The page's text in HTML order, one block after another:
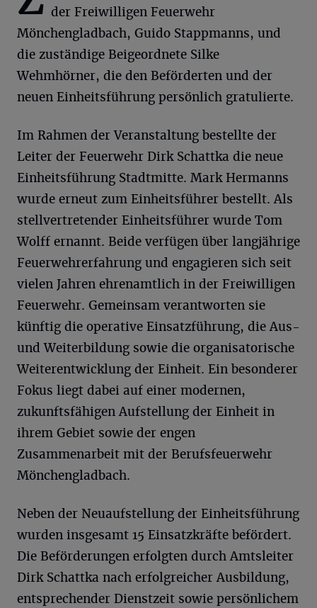
der Freiwilligen Feuerwehr
Mönchengladbach, Guido Stappmanns, und
die zuständige Beigeordnete Silke
Wehmhörner, die den Beförderten und der
neuen Einheitsführung persönlich gratulierte.
Im Rahmen der Veranstaltung bestellte der
Leiter der Feuerwehr Dirk Schattka die neue
Einheitsführung Stadtmitte. Mark Hermanns
wurde erneut zum Einheitsführer bestellt. Als
stellvertretender Einheitsführer wurde Tom
Wolff ernannt. Beide verfügen über langjährige
Feuerwehrerfahrung und engagieren sich seit
vielen Jahren ehrenamtlich in der Freiwilligen
Feuerwehr. Gemeinsam verantworten sie
künftig die operative Einsatzführung, die Aus-
und Weiterbildung sowie die organisatorische
Weiterentwicklung der Einheit. Ein besonderer
Fokus liegt dabei auf einer modernen,
zukunftsfähigen Aufstellung der Einheit in
ihrem Gebiet sowie der engen
Zusammenarbeit mit der Berufsfeuerwehr
Mönchengladbach.
Neben der Neuaufstellung der Einheitsführung
wurden insgesamt 15 Einsatzkräfte befördert.
Die Beförderungen erfolgten durch Amtsleiter
Dirk Schattka nach erfolgreicher Ausbildung,
entsprechender Dienstzeit sowie persönlichem